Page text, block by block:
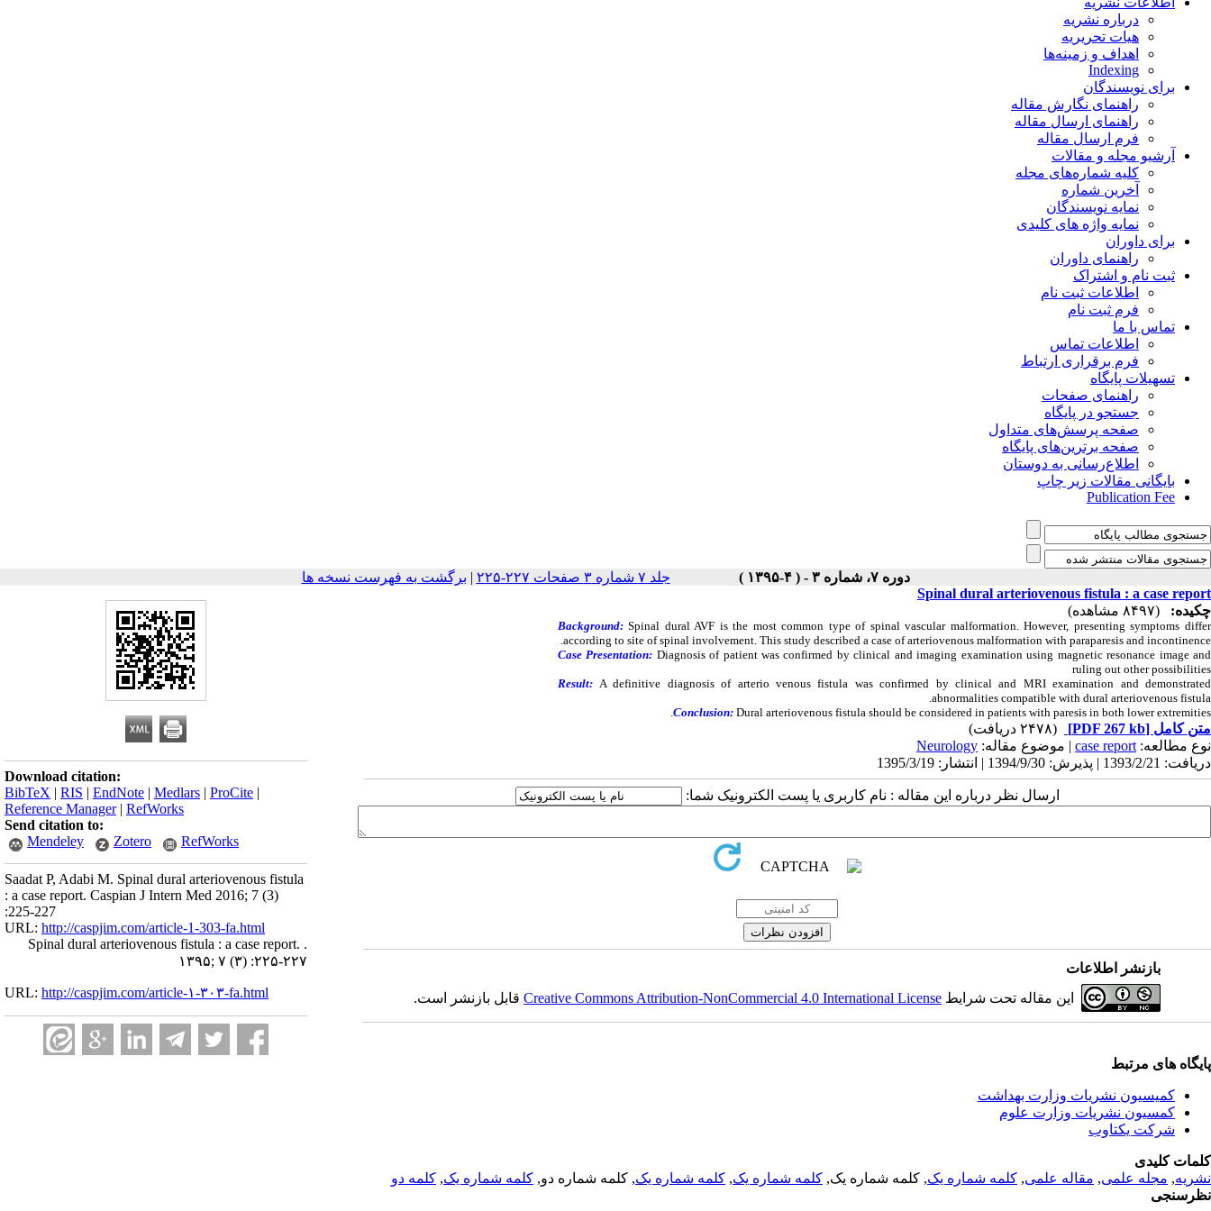
درباره نشریه
هیات تحریریه
اهداف و زمینه‌ها
Indexing
برای نویسندگان
راهنمای نگارش مقاله
راهنمای ارسال مقاله
فرم ارسال مقاله
آرشیو مجله و مقالات
کلیه شماره‌های مجله
آخرین شماره
نمایه نویسندگان
نمایه واژه های کلیدی
برای داوران
راهنمای داوران
ثبت نام و اشتراک
اطلاعات ثبت نام
فرم ثبت نام
تماس با ما
اطلاعات تماس
فرم برقراری ارتباط
تسهیلات پایگاه
راهنمای صفحات
جستجو در پایگاه
صفحه پرسش‌های متداول
صفحه برترین‌های پایگاه
اطلاع‌رسانی به دوستان
بایگانی مقالات زیر چاپ
Publication Fee
دوره ۷، شماره ۳ - ( ۴-۱۳۹۵ ) جلد ۷ شماره ۳ صفحات ۲۲۷-۲۲۵ | برگشت به فهرست نسخه ها
Download citation:
BibTeX | RIS | EndNote | Medlars | ProCite |
Reference Manager| RefWorks
Send citation to:
Mendeley
Zotero RefWorks
Saadat P, Adabi M. Spinal dural arteriovenous fistula
: a case report. Caspian J Intern Med 2016; 7 (3)
:225-227
URL: http://caspjim.com/article-1-303-fa.html
Spinal dural arteriovenous fistula : a case report. .
۱۳۹۵; ۷ (۳) :۲۲۵-۲۲۷
URL: http://caspjim.com/article-۱-۳۰۳-fa.html
Spinal dural arteriovenous fistula : a case report
چکیده:
(۸۴۹۷ مشاهده)
Background:Spinal dural AVF is the most common type of spinal vascular malformation. However, presenting symptoms differ
according to site of spinal involvement. This study described a case of arteriovenous malformation with paraparesis and incontinence.
Case Presentation: Diagnosis of patient was confirmed by clinical and imaging examination using magnetic resonance image and
ruling out other possibilities
Result:A definitive diagnosis of arterio venous fistula was confirmed by clinical and MRI examination and demonstrated
abnormalities compatible with dural arteriovenous fistula.
Conclusion: Dural arteriovenous fistula should be considered in patients with paresis in both lower extremities.
متن کامل [PDF 267 kb]
(۲۴۷۸ دریافت)
نوع مطالعه: case report | موضوع مقاله: Neurology
دریافت: 1393/2/21 | پذیرش: 1394/9/30 | انتشار: 1395/3/19
ارسال نظر درباره این مقاله : نام کاربری یا پست الکترونیک شما:
بازنشر اطلاعات
این مقاله تحت شرایط Creative Commons Attribution-NonCommercial 4.0 International Licenseقابل بازنشر است.
پایگاه های مرتبط
کمیسیون نشریات وزارت بهداشت
کمسیون نشریات وزارت علوم
شرکت یکتاوب
کلمات کلیدی
نشریه, مجله علمی, مقاله علمی, کلمه شماره یک, کلمه شماره یک, کلمه شماره یک, کلمه شماره یک, کلمه شماره دو, کلمه شماره یک, کلمه دو
نظرسنجی